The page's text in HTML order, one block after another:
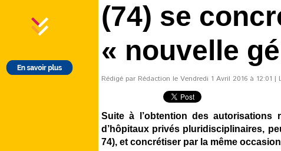
(74) se
« nouvelle
Rédigé par Rédaction le Vendredi 1 Avril 2016 à 12:01 |
Suite à l’obtention des autorisations
d’hôpitaux privés pluridisciplinaires,
74), et concrétiser par la même